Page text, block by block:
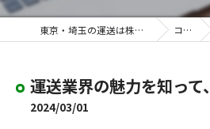
東京・埼玉の運送は株式会社斉藤商事 コラム
運送業界の魅力を知って
2024/03/01